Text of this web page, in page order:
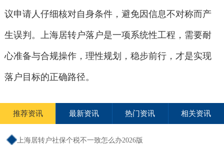
议申请人仔细核对自身条件，避免因信息不对称而产
生误判。上海居转户落户是一项系统性工程，需要耐
心准备与合规操作，理性规划，稳步前行，才是实现
落户目标的正确路径。
推荐资讯 最新资讯 热门资讯 相关资讯
上海居转户社保个税不一致怎么办2026版